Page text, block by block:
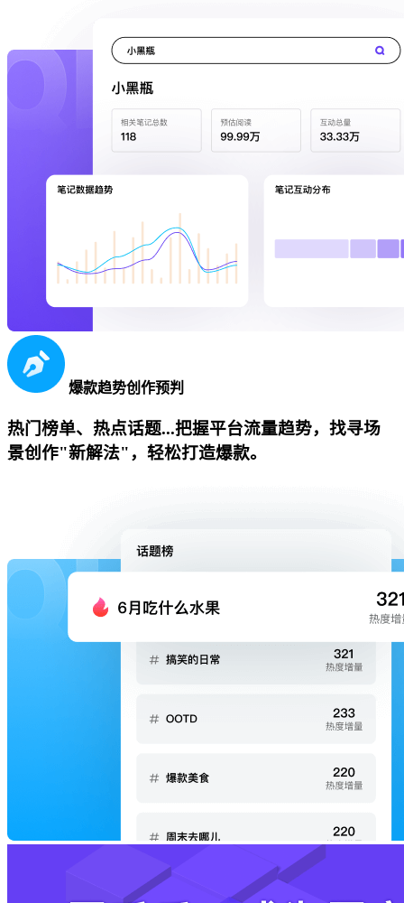
爆款趋势创作预判
热门榜单、热点话题...把握平台流量趋势，找寻场
景创作"新解法"，轻松打造爆款。